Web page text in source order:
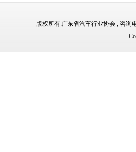
版权所有:广东省汽车行业协会 ; 咨询